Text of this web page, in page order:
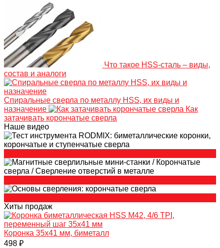
Что такое HSS-сталь – виды,
состав и аналоги
Спиральные сверла по металлу HSS, их виды и
назначение
Как
затачивать корончатые сверла
Наше видео
Хиты продаж
Коронка 35х41 мм, биметалл
498 ₽